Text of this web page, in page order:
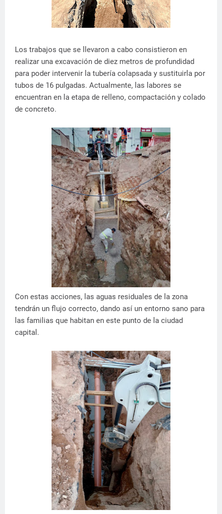
Los trabajos que se llevaron a cabo consistieron en
realizar una excavación de diez metros de profundidad
para poder intervenir la tubería colapsada y sustituirla por
tubos de 16 pulgadas. Actualmente, las labores se
encuentran en la etapa de relleno, compactación y colado
de concreto.
Con estas acciones, las aguas residuales de la zona
tendrán un flujo correcto, dando así un entorno sano para
las familias que habitan en este punto de la ciudad
capital.